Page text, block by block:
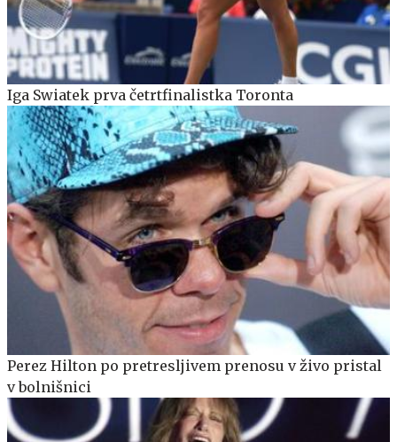
Iga Swiatek prva četrtfinalistka Toronta
Perez Hilton po pretresljivem prenosu v živo pristal
v bolnišnici